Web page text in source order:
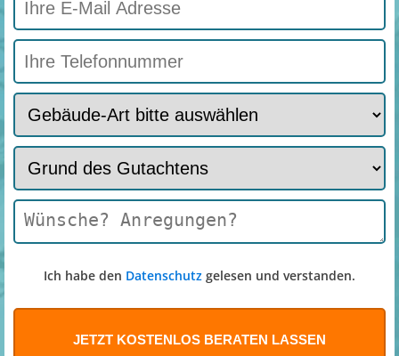
Ich habe den Datenschutz gelesen und verstanden.